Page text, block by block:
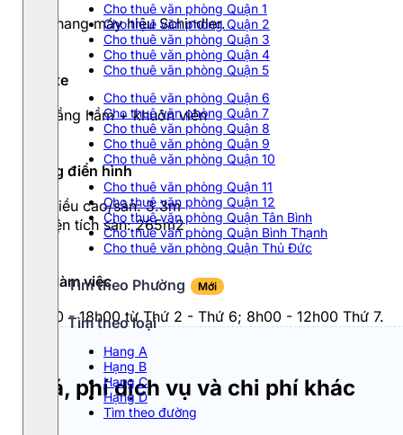
Cho thuê văn phòng Quận 1
Cho thuê văn phòng Quận 2
Cho thuê văn phòng Quận 3
Cho thuê văn phòng Quận 4
Cho thuê văn phòng Quận 5
Cho thuê văn phòng Quận 6
Cho thuê văn phòng Quận 7
Cho thuê văn phòng Quận 8
Cho thuê văn phòng Quận 9
Cho thuê văn phòng Quận 10
Cho thuê văn phòng Quận 11
Cho thuê văn phòng Quận 12
Cho thuê văn phòng Quận Tân Bình
Cho thuê văn phòng Quận Bình Thạnh
Cho thuê văn phòng Quận Thủ Đức
Tìm theo Phường Mới
Tìm theo loại
Hang A
Hạng B
Hạng C
Hạng D
Tìm theo đường
02 thang máy hiệu Schindler.
Đỗ xe
03 tầng hầm + khuôn viên
Tầng điển hình
- Chiều cao/sàn: 3.3m
- Diện tích sàn: 265m2
Giờ làm việc
8h00 - 18h00 từ Thứ 2 - Thứ 6; 8h00 - 12h00 Thứ 7.
Giá, phí dịch vụ và chi phí khác